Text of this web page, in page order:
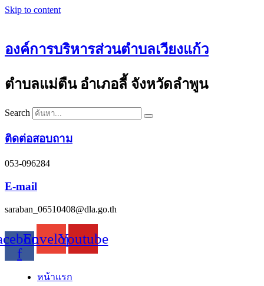
Skip to content
องค์การบริหารส่วนตำบลเวียงแก้ว
ตำบลแม่ตืน อำเภอลี้ จังหวัดลำพูน
Search
ติดต่อสอบถาม
053-096284
E-mail
saraban_06510408@dla.go.th
f
EnvelopeYoutube
หน้าแรก